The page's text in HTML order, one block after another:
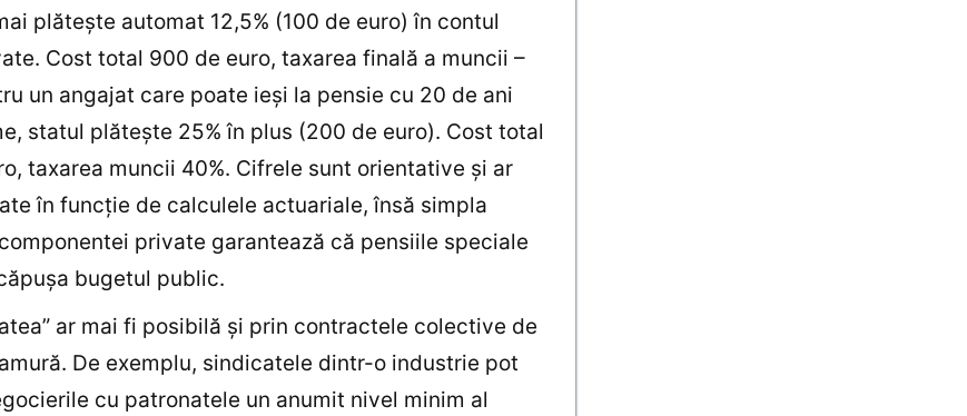
plătește automat 12,5% (100 de euro) în contul
Cost total 900 de euro, taxarea finală a muncii –
un angajat care poate ieși la pensie cu 20 de ani
statul plătește 25% în plus (200 de euro). Cost total
taxarea muncii 40%. Cifrele sunt orientative și ar
în funcție de calculele actuariale, însă simpla
private garantează că pensiile speciale
bugetul public.
ar mai fi posibilă și prin contractele colective de
De exemplu, sindicatele dintr-o industrie pot
cu patronatele un anumit nivel minim al